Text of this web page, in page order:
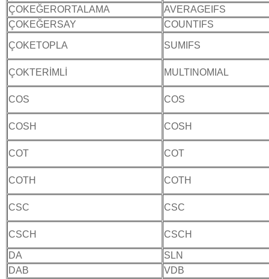
ÇOKEĞERORTALAMA
AVERAGEIFS
ÇOKEĞERSAY
COUNTIFS
ÇOKETOPLA SUMIFS
ÇOKTERİMLİ MULTINOMIAL
COS COS
COSH COSH
COT COT
COTH COTH
CSC CSC
CSCH CSCH
DA
SLN
DAB
VDB